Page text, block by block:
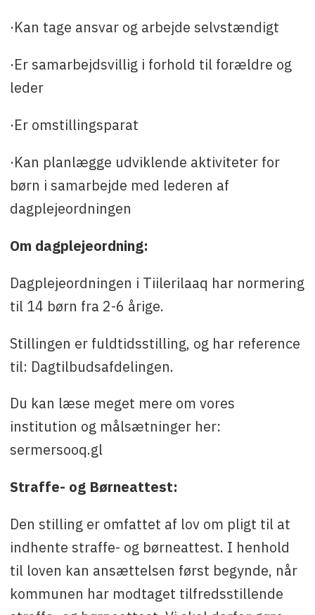
·Kan tage ansvar og arbejde selvstændigt
·Er samarbejdsvillig i forhold til forældre og
leder
·Er omstillingsparat
·Kan planlægge udviklende aktiviteter for
børn i samarbejde med lederen af
dagplejeordningen
Om dagplejeordning:
Dagplejeordningen i Tiilerilaaq har normering
til 14 børn fra 2-6 årige.
Stillingen er fuldtidsstilling, og har reference
til: Dagtilbudsafdelingen.
Du kan læse meget mere om vores
institution og målsætninger her:
sermersooq.gl
Straffe- og Børneattest:
Den stilling er omfattet af lov om pligt til at
indhente straffe- og børneattest. I henhold
til loven kan ansættelsen først begynde, når
kommunen har modtaget tilfredsstillende